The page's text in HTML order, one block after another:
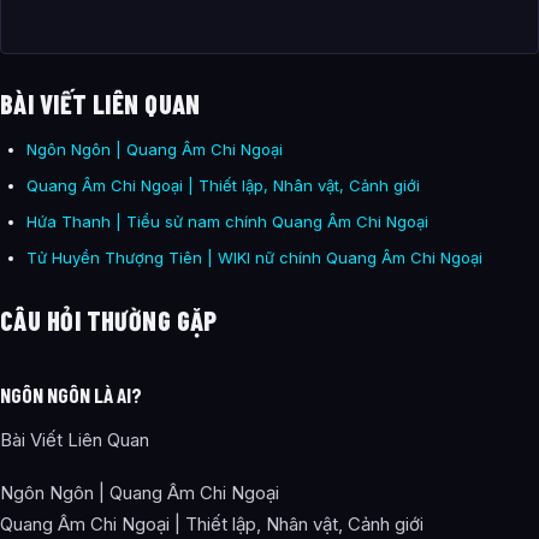
BÀI VIẾT LIÊN QUAN
Ngôn Ngôn | Quang Âm Chi Ngoại
Quang Âm Chi Ngoại | Thiết lập, Nhân vật, Cảnh giới
Hứa Thanh | Tiểu sử nam chính Quang Âm Chi Ngoại
Tử Huyền Thượng Tiên | WIKI nữ chính Quang Âm Chi Ngoại
CÂU HỎI THƯỜNG GẶP
NGÔN NGÔN LÀ AI?
Bài Viết Liên Quan
Ngôn Ngôn | Quang Âm Chi Ngoại
Quang Âm Chi Ngoại | Thiết lập, Nhân vật, Cảnh giới